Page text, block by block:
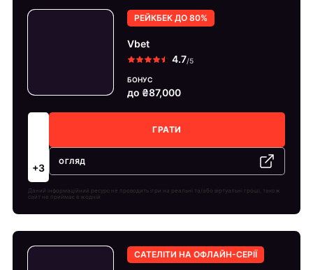
РЕЙКБЕК ДО 80%
Vbet
БОНУС
до ₴87,000
Даний інформаційний ресурс не проводить ігри на реальні та/або віртуальні гроші, також
сайт не приймає в жодній
+3
ГРАТИ
ОГЛЯД
САТЕЛІТИ НА ОФЛАЙН-СЕРІЇ